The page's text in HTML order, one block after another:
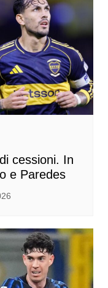
cessioni. In
e Paredes